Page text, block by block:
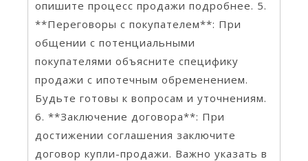
опишите процесс продажи подробнее. 5.
**Переговоры с покупателем**: При
общении с потенциальными
покупателями объясните специфику
продажи с ипотечным обременением.
Будьте готовы к вопросам и уточнениям.
6. **Заключение договора**: При
достижении соглашения заключите
договор купли-продажи. Важно указать в